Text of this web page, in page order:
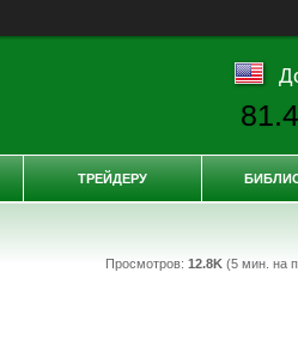
Просмотров: 12.8K(5 мин. на
ТРЕЙДЕРУ